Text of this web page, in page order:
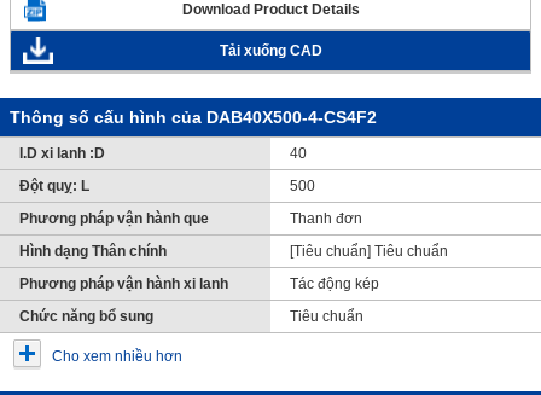
Download Product Details
Tải xuống CAD
Thông số cấu hình của DAB40X500-4-CS4F2
I.D xi lanh :D
40
Đột quỵ: L
500
Phương pháp vận hành que
Thanh đơn
Hình dạng Thân chính
[Tiêu chuẩn] Tiêu chuẩn
Phương pháp vận hành xi lanh
Tác động kép
Chức năng bổ sung
Tiêu chuẩn
Cho xem nhiều hơn